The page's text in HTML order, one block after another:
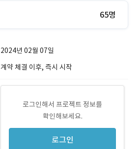
65명
2024년 02월 07일
계약 체결 이후, 즉시 시작
로그인해서 프로젝트 정보를
확인해보세요.
로그인